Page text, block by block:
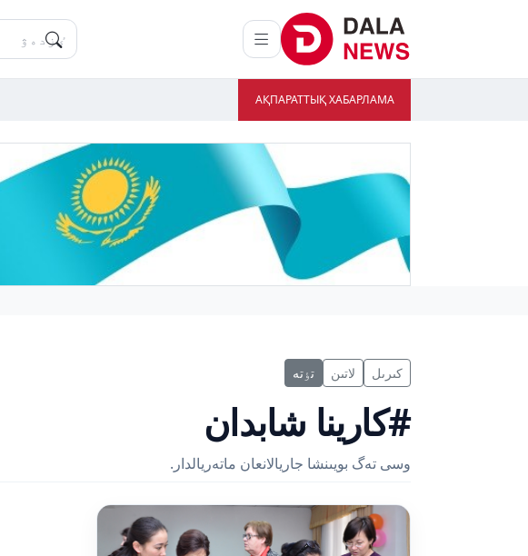
АҚПАРАТТЫҚ ХАБАРЛАМА
كىرىل لاتىن تٶتە
#كارينا شابدان
وسى تەگ بويىنشا جاريالانعان ماتەريالدار.